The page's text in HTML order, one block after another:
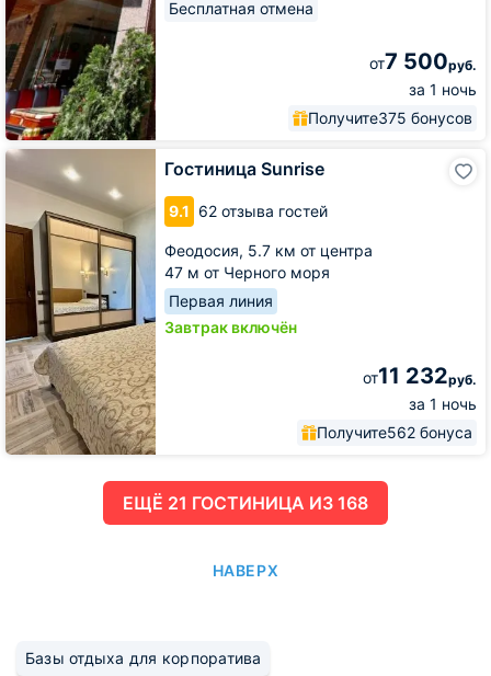
Бесплатная отмена
от7 500руб.
за 1 ночь
Получите375 бонусов
Гостиница Sunrise
9.1 62 отзыва гостей
Феодосия, 5.7 км от центра
47 м от Черного моря
Первая линия
Завтрак включён
от11 232руб.
за 1 ночь
Получите562 бонуса
Гостиница
Sunrise
ЕЩË 21 ГОСТИНИЦА ИЗ 168
НАВЕРХ
Базы отдыха для корпоратива